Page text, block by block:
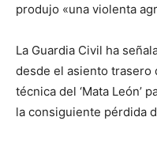
produjo «una violenta
La Guardia Civil ha
desde el asiento trasero
técnica del ‘Mata León’
la consiguiente pérdida